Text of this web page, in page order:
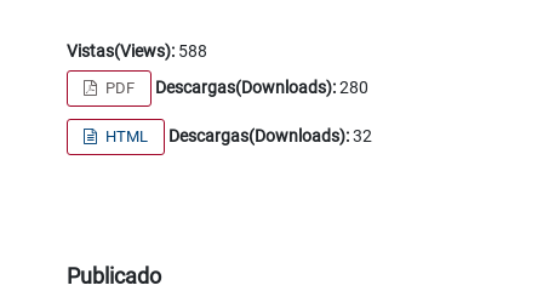
Vistas(Views): 588
PDF Descargas(Downloads):280
HTML Descargas(Downloads):32
Publicado